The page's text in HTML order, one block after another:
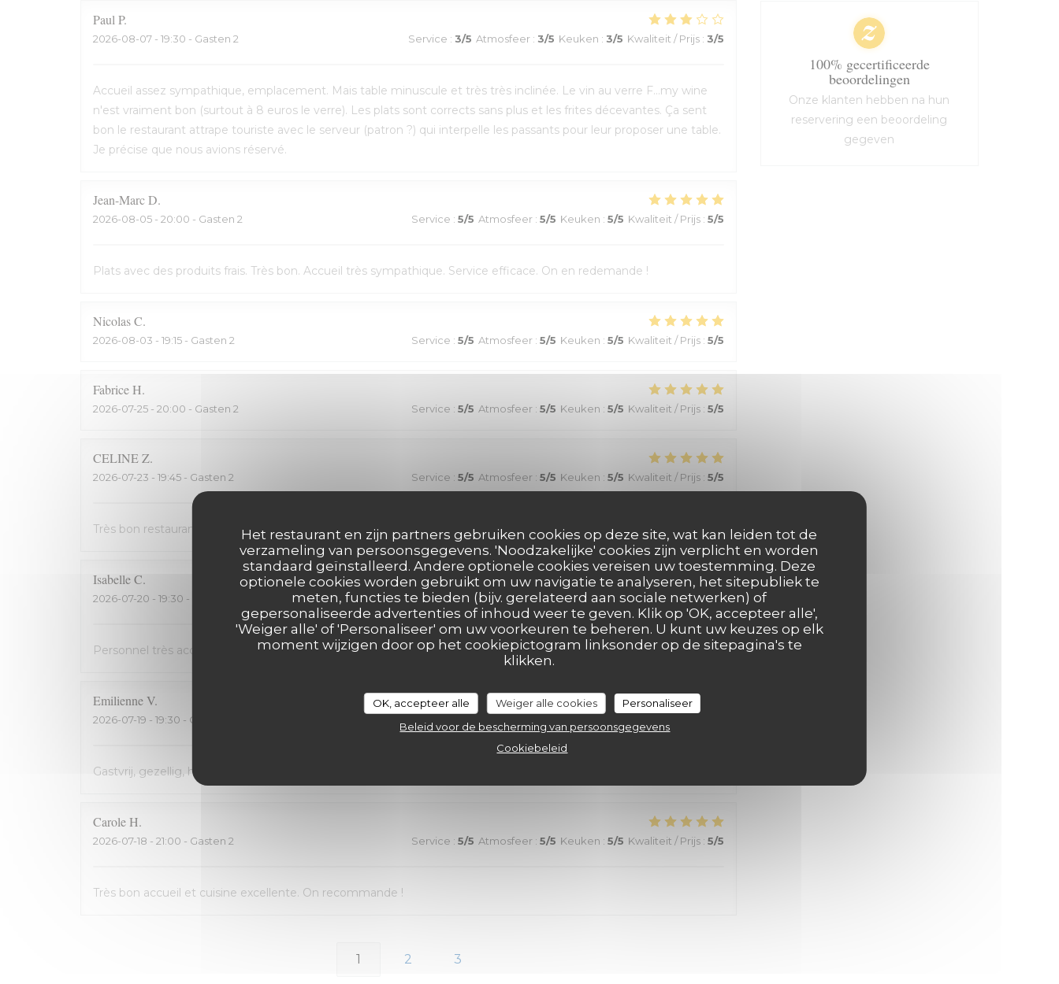
Het restaurant en zijn partners gebruiken cookies op deze site, wat kan leiden tot de
verzameling van persoonsgegevens. 'Noodzakelijke' cookies zijn verplicht en worden
standaard geïnstalleerd. Andere optionele cookies vereisen uw toestemming. Deze
optionele cookies worden gebruikt om uw navigatie te analyseren, het sitepubliek te
meten, functies te bieden (bijv. gerelateerd aan sociale netwerken) of
gepersonaliseerde advertenties of inhoud weer te geven. Klik op 'OK, accepteer alle',
'Weiger alle' of 'Personaliseer' om uw voorkeuren te beheren. U kunt uw keuzes op elk
moment wijzigen door op het cookiepictogram linksonder op de sitepagina's te
klikken.
OK, accepteer alle Weiger alle cookies
Personaliseer
Beleid voor de bescherming van persoonsgegevens
Cookiebeleid
Paul P
2026-08-07 - 19:30 - Gasten 2 Service : 3/5 Atmosfeer: 3/5 Keuken : 3/5 Kwaliteit / Prijs: 3/5
Accueil assez sympathique, emplacement. Mais table minuscule et très très inclinée. Le vin au verre F...my wine
n'est vraiment bon (surtout à 8 euros le verre). Les plats sont corrects sans plus et les frites décevantes. Ça sent
bon le restaurant attrape touriste avec le serveur (patron ?) qui interpelle les passants pour leur proposer une table.
Je précise que nous avions réservé.
Jean-MarcD
2026-08-05 - 20:00 - Gasten 2 Service : 5/5 Atmosfeer: 5/5 Keuken : 5/5 Kwaliteit / Prijs: 5/5
Plats avec des produits frais. Très bon. Accueil très sympathique. Service efficace. On en redemande !
NicolasC
2026-08-03 - 19:15 - Gasten 2 Service : 5/5 Atmosfeer: 5/5 Keuken : 5/5 Kwaliteit / Prijs: 5/5
FabriceH
2026-07-25 - 20:00 - Gasten 2 Service : 5/5 Atmosfeer: 5/5 Keuken : 5/5 Kwaliteit / Prijs: 5/5
CELINEZ
2026-07-23 - 19:45 - Gasten 2 Service : 5/5 Atmosfeer: 5/5 Keuken : 5/5 Kwaliteit / Prijs: 5/5
Très bon restaurant, service extrêmement sympathique, coup de coeur pour le welsh revisité. Je recommande !
IsabelleC
2026-07-20 - 19:30 - Gasten 2 Service: 5/5 Atmosfeer:4/5 Keuken: 4/5 Kwaliteit / Prijs:5/5
Personnel très accueillant, très bons plats, carte restreinte
EmilienneV
2026-07-19 - 19:30 - Gasten 2
Gastvrij, gezellig, heerlijk
CaroleH
2026-07-18 - 21:00 - Gasten 2 Service : 5/5 Atmosfeer: 5/5 Keuken : 5/5 Kwaliteit / Prijs: 5/5
Très bon accueil et cuisine excellente. On recommande !
1 2 3
100% gecertificeerde
beoordelingen
Onze klanten hebben na hun
reservering een beoordeling
gegeven